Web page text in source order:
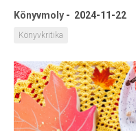
Könyveim
Rólam
Könyvmoly - 2024-11-22
Könyvkritika